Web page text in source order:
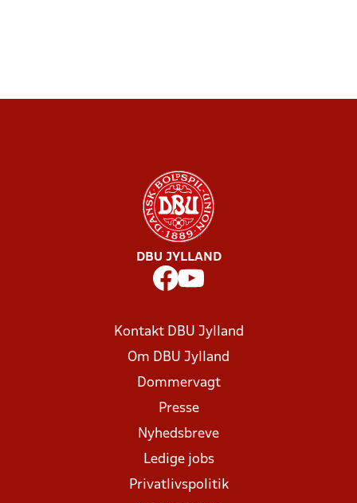
DBU JYLLAND
Kontakt DBU Jylland
Om DBU Jylland
Dommervagt
Presse
Nyhedsbreve
Ledige jobs
Privatlivspolitik